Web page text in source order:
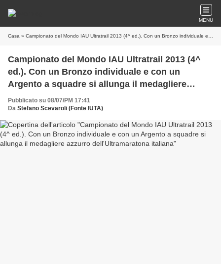
MENU
Casa » Campionato del Mondo IAU Ultratrail 2013 (4^ ed.). Con un Bronzo individuale e con un Argento a squadre si allunga il medagliere azzurro dell'Ultramaratona italiana
Campionato del Mondo IAU Ultratrail 2013 (4^
ed.). Con un Bronzo individuale e con un
Argento a squadre si allunga il medagliere
azzurro dell'Ultramaratona italiana
Pubblicato su 08/07/PM 17:41
Da Stefano Scevaroli (Fonte IUTA)